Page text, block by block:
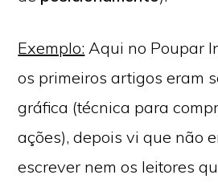
Exemplo: Aqui no Poupar
os primeiros artigos eram
gráfica (técnica para
ações), depois vi que não
escrever nem os leitores